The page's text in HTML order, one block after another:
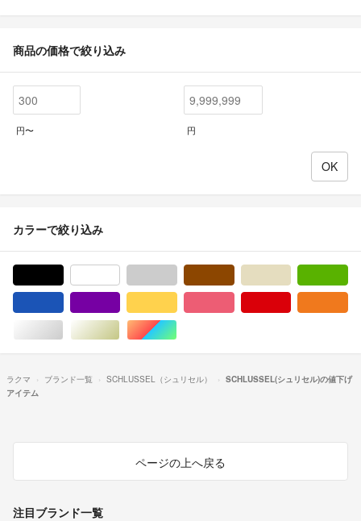
商品の価格で絞り込み
円〜 円
カラーで絞り込み
シルバー/銀色系ゴールド/金色系マルチカラー
ラクマ ブランド一覧 SCHLUSSEL（シュリセル）
SCHLUSSEL(シュリセル)の値下げ
アイテム
ページの上へ戻る
注目ブランド一覧